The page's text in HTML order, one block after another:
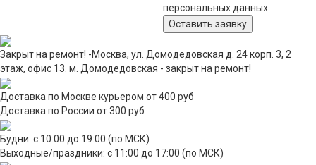
персональных данных
Закрыт на ремонт! -Москва, ул. Домодедовская д. 24 корп. 3, 2
этаж, офис 13. м. Домодедовская - закрыт на ремонт!
Доставка по Москве курьером от 400 руб
Доставка по России от 300 руб
Будни: с 10:00 до 19:00 (по МСК)
Выходные/праздники: с 11:00 до 17:00 (по МСК)